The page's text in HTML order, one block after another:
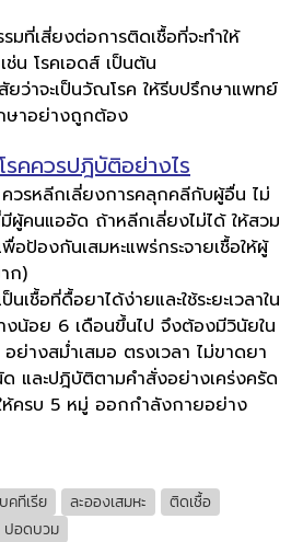
ที่เสี่ยงต่อการติดเชื้อที่จะทำให้
น โรคเอดส์ เป็นต้น
ว่าจะเป็นวัณโรค ให้รีบปรึกษาแพทย์
ษาอย่างถูกต้อง
คควรปฎิบัติอย่างไร
ควรหลีกเลี่ยงการคลุกคลีกับผู้อื่น ไม่
ผู้คนแออัด ถ้าหลีกเลี่ยงไม่ได้ ให้สวม
อป้องกันเสมหะแพร่กระจายเชื้อให้ผู้
ก)
เชื้อที่ดื้อยาได้ง่ายและใช้ระยะเวลาใน
งน้อย 6 เดือนขึ้นไป จึงต้องมีวินัยใน
อย่างสม่ำเสมอ ตรงเวลา ไม่ขาดยา
และปฎิบัติตามคำสั่งอย่างเคร่งครัด
ห้ครบ 5 หมู่ ออกกำลังกายอย่าง
คทีเรีย ละอองเสมหะ
ติดเชื้อ
ปอดบวม